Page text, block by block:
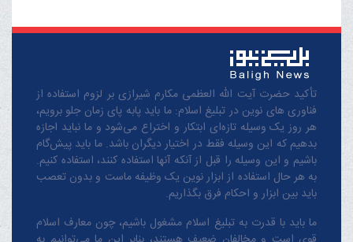
تأکید حضرت آیت الله العظمی مکارم شیرازی بر لزوم استفاده از
فناوری های نوین در تبلیغ اسلام: ما باید پابه پای زمان جلو برویم،
هر روز یک وسیله تازه‌ای ابتکار و اختراع می‌شود و ما نباید اجازه
بدهیم که این وسیله فقط در اختیار دیگران باشد. ما باید پیش‌گام
باشیم و این وسیله را قبل از آنکه آنها استفاده کنند، استفاده کنیم.
به هر حال استفاده از ابزار نوین یک وظیفه ماست و بدون تعصب
باید بین ابزار و احکام فرق بگذاریم.
ما باید با قدرت به تبلیغ اسلام مشغول باشیم، چون معارف اسلام